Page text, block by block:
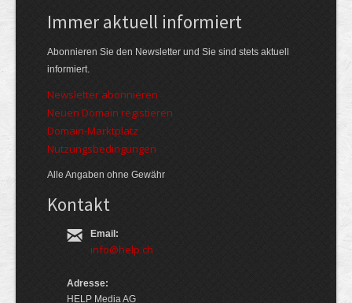
Immer aktuell informiert
Abonnieren Sie den Newsletter und Sie sind stets aktuell
informiert.
Newsletter abonnieren
Neuen Domain registieren
Domain-Marktplatz
Nutzungsbedingungen
Alle Angaben ohne Gewähr
Kontakt
Email:
info@help.ch
Adresse:
HELP Media AG